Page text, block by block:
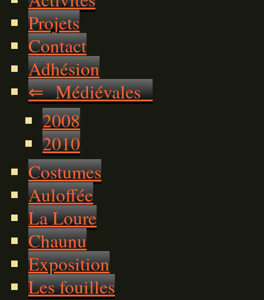
Projets
Contact
Adhésion
⇐ Médiévales
2008
2010
Costumes
Auloffée
La Loure
Chaunu
Exposition
Les fouilles